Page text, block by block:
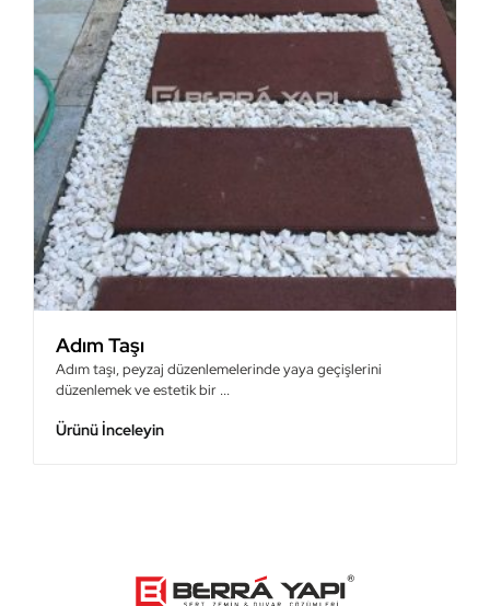
Adım Taşı
Adım taşı, peyzaj düzenlemelerinde yaya geçişlerini
düzenlemek ve estetik bir ...
Ürünü İnceleyin